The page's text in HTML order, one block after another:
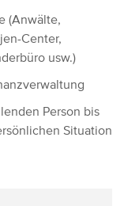
(Anwälte,
Center,
usw.)
Person bis
Situation